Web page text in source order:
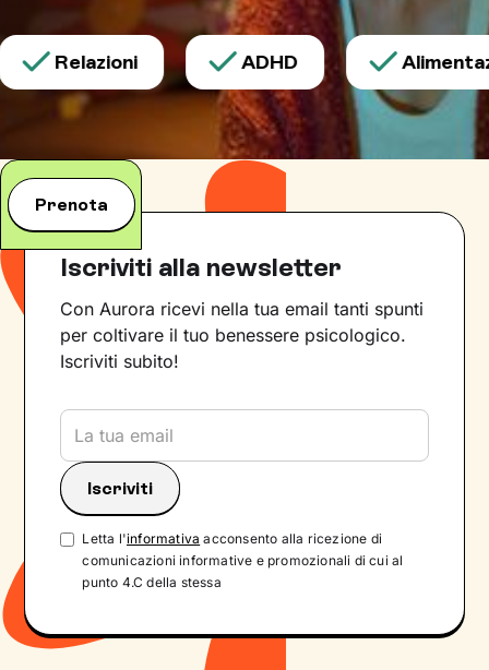
Relazioni ADHD
Prenota
Iscriviti alla newsletter
Con Aurora ricevi nella tua email tanti spunti
per coltivare il tuo benessere psicologico.
Iscriviti subito!
Letta l'informativa acconsento alla ricezione di
comunicazioni informative e promozionali di cui al
punto 4.C della stessa